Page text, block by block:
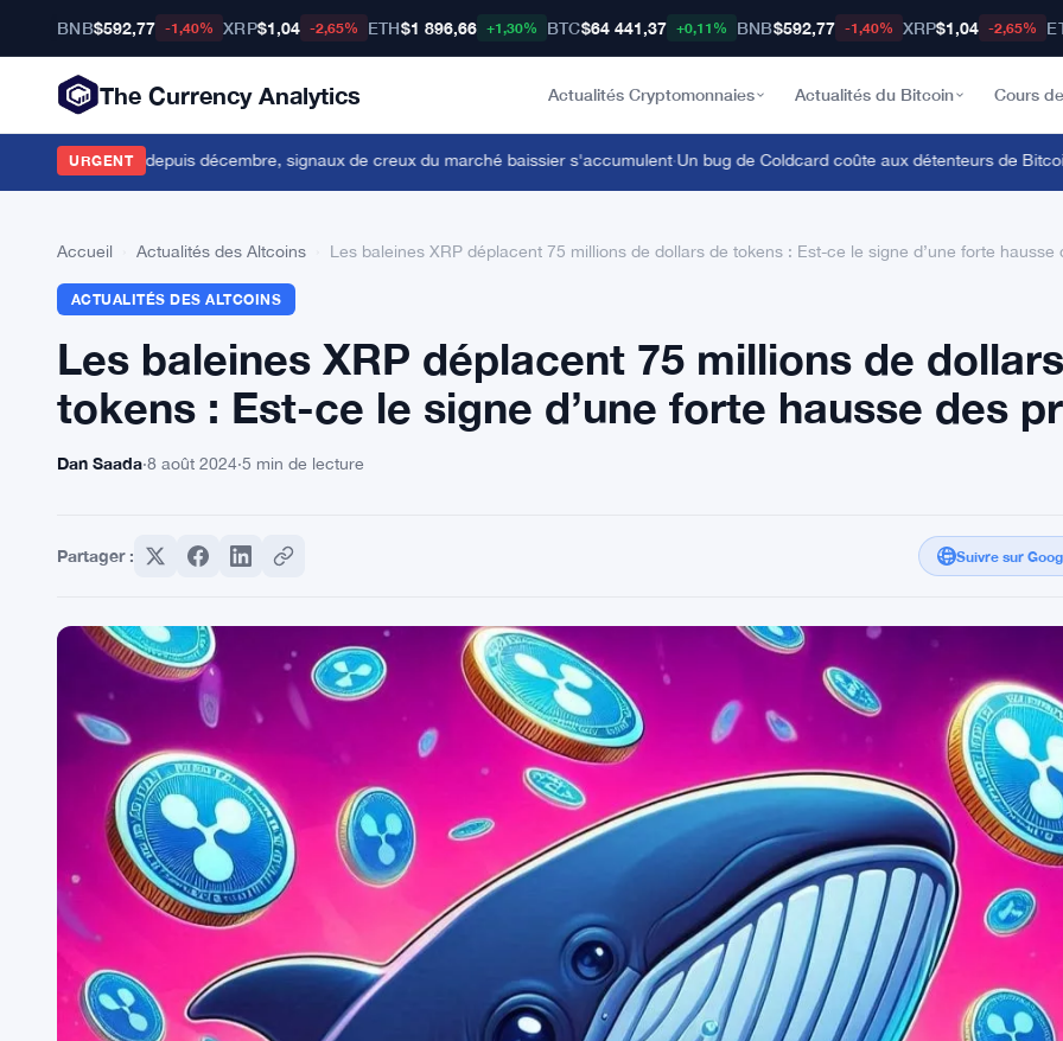
BNB$592,77 -1,40% XRP$1,04 -2,65% ETH$1 896,66 +1,30% BTC$64 441,37 +0,11% BNB$592,77 -1,40% XRP$1,04 -2,65%
The Currency Analytics Actualités Cryptomonnaies Actualités du Bitcoin Cours
URGENT
000 Bitcoin depuis décembre, signaux de creux du marché baissier s'accumulent·Un bug de Coldcard coûte aux détenteurs de Bitcoin
Accueil Actualités des Altcoins Les baleines XRP déplacent 75 millions de dollars de tokens : Est-ce le signe d’une forte hausse
ACTUALITÉS DES ALTCOINS
Les baleines XRP déplacent 75 millions de
tokens : Est-ce le signe d’une forte hausse des
Dan Saada·8 août 2024·5 min de lecture
Partager : Suivre sur